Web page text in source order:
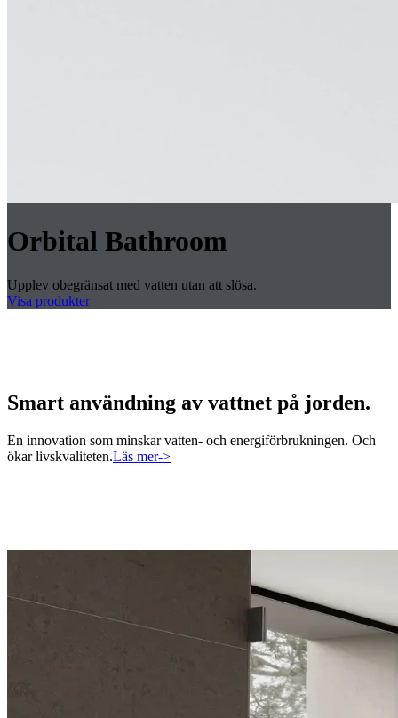
Orbital Bathroom
Upplev obegränsat med vatten utan att slösa.
Visa produkter
Smart användning av vattnet på jorden.
En innovation som minskar vatten- och energiförbrukningen. Och
ökar livskvaliteten.Läs mer->